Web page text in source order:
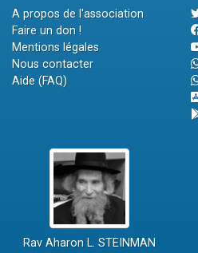
A propos de l'association
Faire un don !
Mentions légales
Nous contacter
Aide (FAQ)
Rav Aharon L. STEINMAN